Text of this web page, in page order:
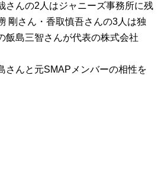
さんの2人はジャニーズ事務所に残
剛さん・香取慎吾さんの3人は独
飯島三智さんが代表の株式会社
さんと元SMAPメンバーの相性を